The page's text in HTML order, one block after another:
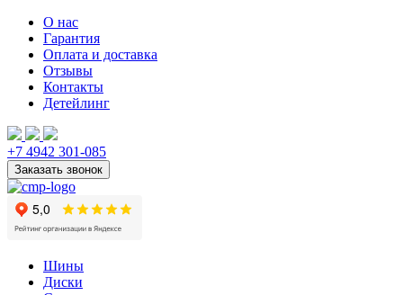
О нас
Гарантия
Оплата и доставка
Отзывы
Контакты
Детейлинг
+7 4942 301-085
Шины
Диски